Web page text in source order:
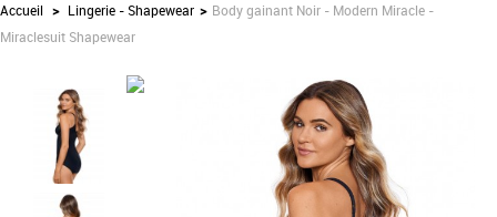
Accueil > Lingerie - Shapewear > Body gainant Noir - Modern Miracle -
Miraclesuit Shapewear